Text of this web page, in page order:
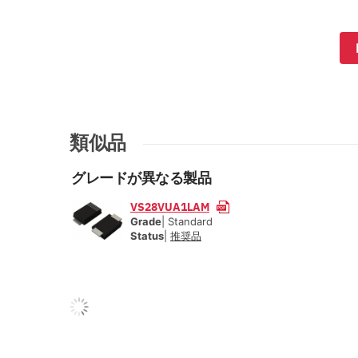
類似品
グレードが異なる製品
VS28VUA1LAM
Grade | Standard
Status 推奨品